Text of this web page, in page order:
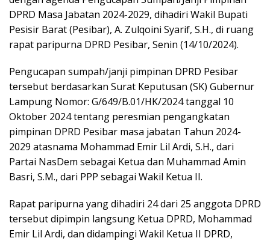
DPRD Masa Jabatan 2024-2029, dihadiri Wakil Bupati
Pesisir Barat (Pesibar), A. Zulqoini Syarif, S.H., di ruang
rapat paripurna DPRD Pesibar, Senin (14/10/2024).
Pengucapan sumpah/janji pimpinan DPRD Pesibar
tersebut berdasarkan Surat Keputusan (SK) Gubernur
Lampung Nomor: G/649/B.01/HK/2024 tanggal 10
Oktober 2024 tentang peresmian pengangkatan
pimpinan DPRD Pesibar masa jabatan Tahun 2024-
2029 atasnama Mohammad Emir Lil Ardi, S.H., dari
Partai NasDem sebagai Ketua dan Muhammad Amin
Basri, S.M., dari PPP sebagai Wakil Ketua II.
Rapat paripurna yang dihadiri 24 dari 25 anggota DPRD
tersebut dipimpin langsung Ketua DPRD, Mohammad
Emir Lil Ardi, dan didampingi Wakil Ketua II DPRD,